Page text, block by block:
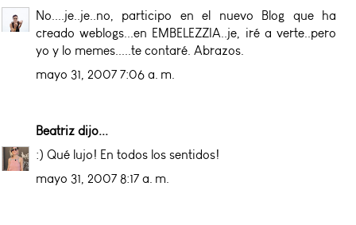
No....je..je..no, participo en el nuevo Blog que ha
creado weblogs...en EMBELEZZIA..je, iré a verte..pero
yo y lo memes.....te contaré. Abrazos.
mayo 31, 2007 7:06 a. m.
Beatriz dijo...
:) Qué lujo! En todos los sentidos!
mayo 31, 2007 8:17 a. m.